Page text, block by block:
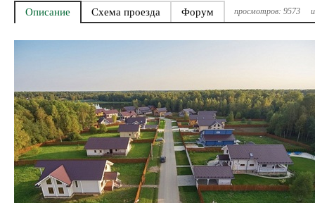
Описание Схема проезда Форум просмотров: 9573